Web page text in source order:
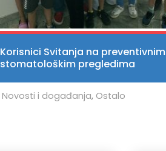
Korisnici Svitanja na preventivnim
stomatološkim pregledima
Novosti i događanja, Ostalo